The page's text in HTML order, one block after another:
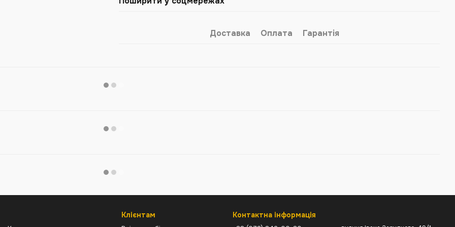
Доставка Оплата Гарантія
Клієнтам Контактна інформація